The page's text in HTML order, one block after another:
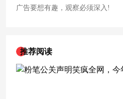
广告要想有趣，观察必须深入!
推荐阅读